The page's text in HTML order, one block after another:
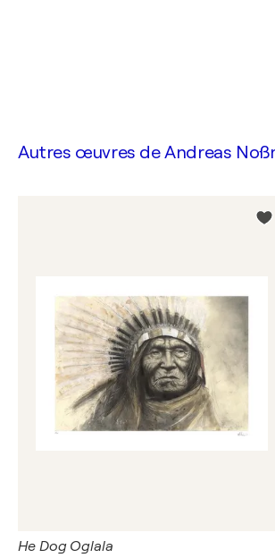
Autres œuvres deAndreas
He Dog Oglala